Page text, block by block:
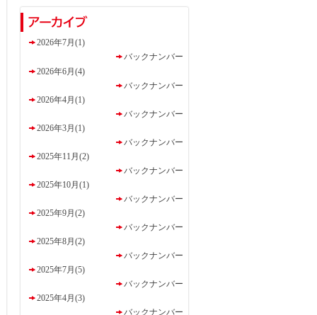
2026年7月(1)
バックナンバー
2026年6月(4)
バックナンバー
2026年4月(1)
バックナンバー
2026年3月(1)
バックナンバー
2025年11月(2)
バックナンバー
2025年10月(1)
バックナンバー
2025年9月(2)
バックナンバー
2025年8月(2)
バックナンバー
2025年7月(5)
バックナンバー
2025年4月(3)
バックナンバー